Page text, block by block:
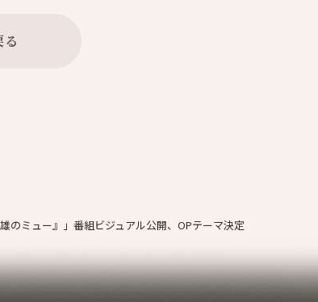
る
のミュー』」番組ビジュアル公開、OPテーマ決定